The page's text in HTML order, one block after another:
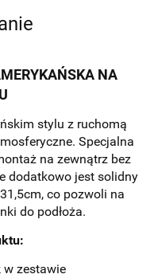
NA
stylu z ruchomą
Specjalna
na zewnątrz bez
dodatkowo jest solidny
co pozwoli na
do podłoża.
zestawie